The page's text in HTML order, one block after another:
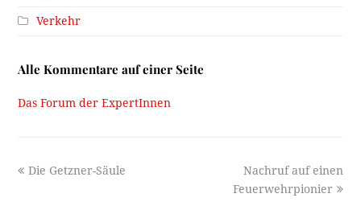
Verkehr
Alle Kommentare auf einer Seite
Das Forum der ExpertInnen
previous
Die Getzner-Säule
next
post:
Nachruf auf einen
Feuerwehrpionier